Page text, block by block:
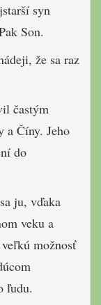
syn
Son.
že sa raz
častým
a Číny. Jeho
do
ju, vďaka
veku a
možnosť
ľudu.